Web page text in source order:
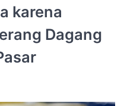
karena
Dagang